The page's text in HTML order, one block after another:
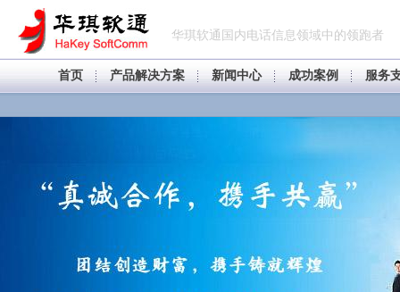
华琪软通国内电话信息领域中的领跑者
首页 产品解决方案 新闻中心 成功案例 服务